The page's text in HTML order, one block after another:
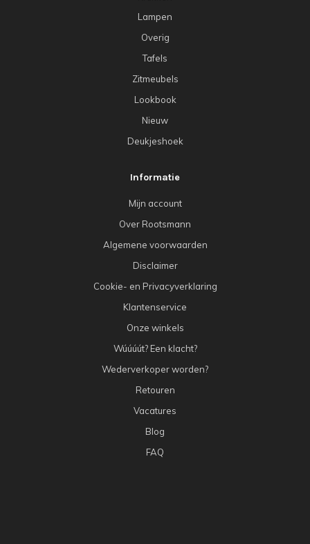
Lampen
Overig
Tafels
Zitmeubels
Lookbook
Nieuw
Deukjeshoek
Informatie
Mijn account
Over Rootsmann
Algemene voorwaarden
Disclaimer
Cookie- en Privacyverklaring
Klantenservice
Onze winkels
Wúúúút? Een klacht?
Wederverkoper worden?
Retouren
Vacatures
Blog
FAQ